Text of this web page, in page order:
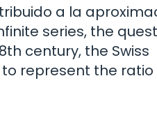
a la
series, the
century, the Swiss
represent the ratio